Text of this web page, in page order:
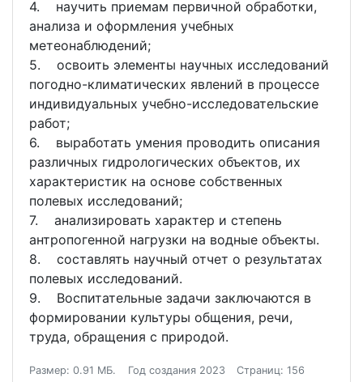
4. научить приемам первичной обработки,
анализа и оформления учебных
метеонаблюдений;
5. освоить элементы научных исследований
погодно-климатических явлений в процессе
индивидуальных учебно-исследовательские
работ;
6. выработать умения проводить описания
различных гидрологических объектов, их
характеристик на основе собственных
полевых исследований;
7. анализировать характер и степень
антропогенной нагрузки на водные объекты.
8. составлять научный отчет о результатах
полевых исследований.
9. Воспитательные задачи заключаются в
формировании культуры общения, речи,
труда, обращения с природой.
Размер: 0.91 МБ. Год создания 2023
Страниц: 156